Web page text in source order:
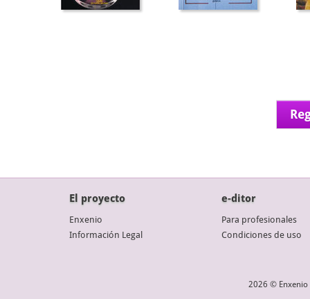
El proyecto
Enxenio
Información Legal
e-ditor
Para profesionales
Condiciones de uso
2026 © Enxenio